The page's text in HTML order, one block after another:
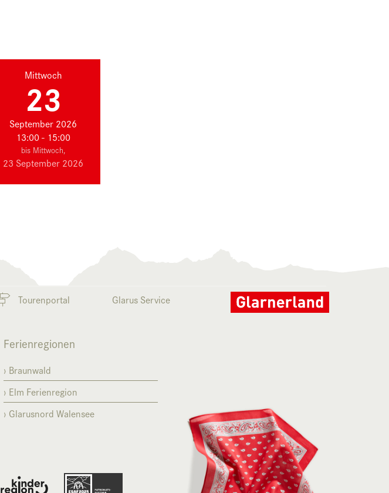
Mittwoch
23
September 2026
13:00 - 15:00
bis Mittwoch,
23 September 2026
Tourenportal Glarus Service
Ferienregionen
Braunwald
Elm Ferienregion
Glarusnord Walensee